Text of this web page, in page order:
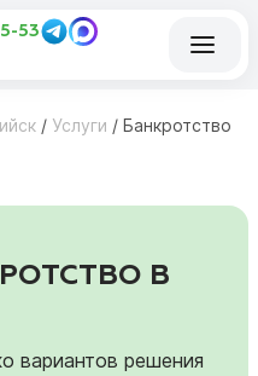
53
/ Услуги / Банкротство
В
вариантов решения